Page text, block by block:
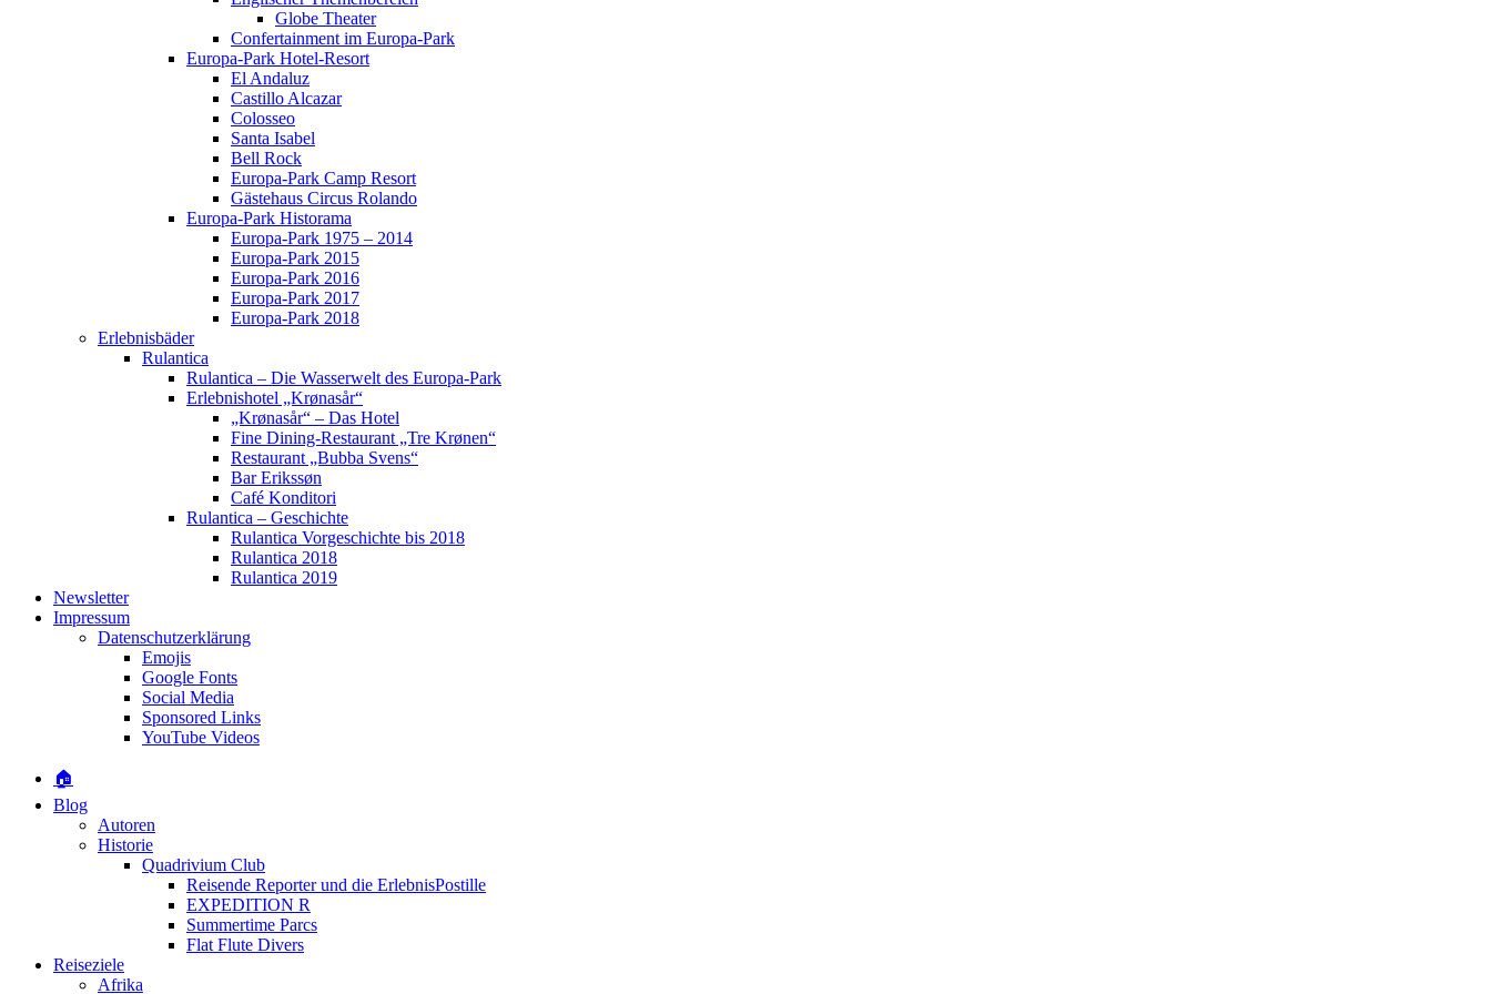
Globe Theater
Confertainment im Europa-Park
Europa-Park Hotel-Resort
El Andaluz
Castillo Alcazar
Colosseo
Santa Isabel
Bell Rock
Europa-Park Camp Resort
Gästehaus Circus Rolando
Europa-Park Historama
Europa-Park 1975 – 2014
Europa-Park 2015
Europa-Park 2016
Europa-Park 2017
Europa-Park 2018
Erlebnisbäder
Rulantica
Rulantica – Die Wasserwelt des Europa-Park
Erlebnishotel „Krønasår“
„Krønasår“ – Das Hotel
Fine Dining-Restaurant „Tre Krønen“
Restaurant „Bubba Svens“
Bar Erikssøn
Café Konditori
Rulantica – Geschichte
Rulantica Vorgeschichte bis 2018
Rulantica 2018
Rulantica 2019
Newsletter
Impressum
Datenschutzerklärung
Emojis
Google Fonts
Social Media
Sponsored Links
YouTube Videos
🏠
Blog
Autoren
Historie
Quadrivium Club
Reisende Reporter und die ErlebnisPostille
EXPEDITION R
Summertime Parcs
Flat Flute Divers
Reiseziele
Afrika